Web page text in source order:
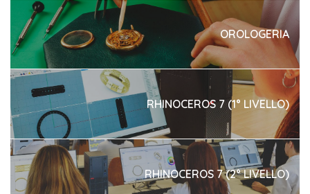
OROLOGERIA
RHINOCEROS 7 (1° LIVELLO)
RHINOCEROS 7 (2° LIVELLO)